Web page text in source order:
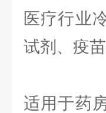
医疗行业
试剂、疫苗
适用于药